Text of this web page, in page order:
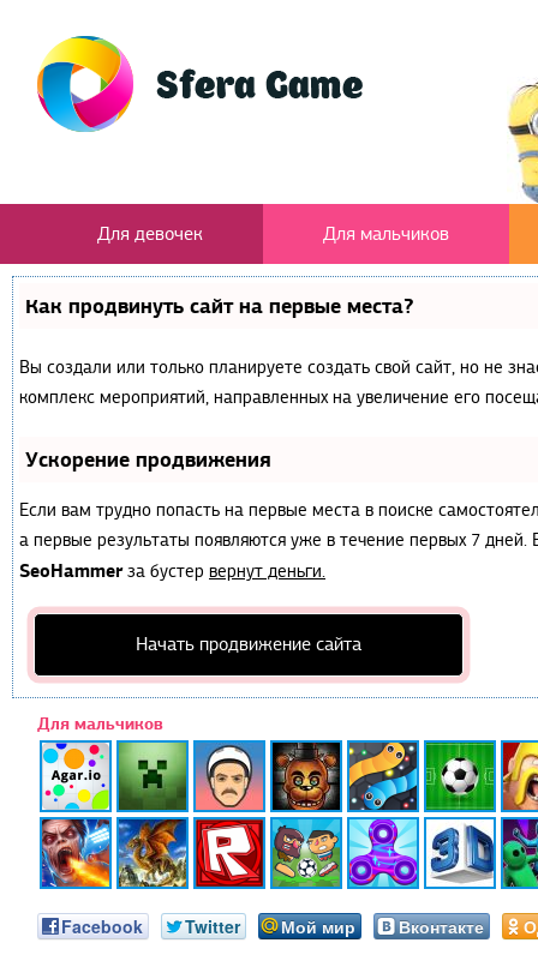
Для девочек Для мальчиков
Как продвинуть сайт на первые места?
Вы создали или только планируете создать свой сайт, но не
комплекс мероприятий, направленных на увеличение его
Ускорение продвижения
Если вам трудно попасть на первые места в поиске
а первые результаты появляются уже в течение первых 7
SeoHammerза бустер вернут деньги.
Начать продвижение сайта
Для мальчиков
Facebook Twitter Мой мир Вконтакте